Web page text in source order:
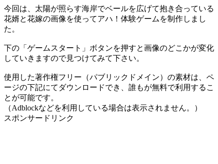
今回は、太陽が照らす海岸でベールを広げて抱き合っている
花婿と花嫁の画像を使ってアハ！体験ゲームを制作しまし
た。
下の「ゲームスタート」ボタンを押すと画像のどこかが変化
していきますので見つけてみて下さい。
使用した著作権フリー（パブリックドメイン）の素材は、ペ
ージの下記にてダウンロードでき、誰もが無料で利用するこ
とが可能です。
（Adblockなどを利用している場合は表示されません。）
スポンサードリンク